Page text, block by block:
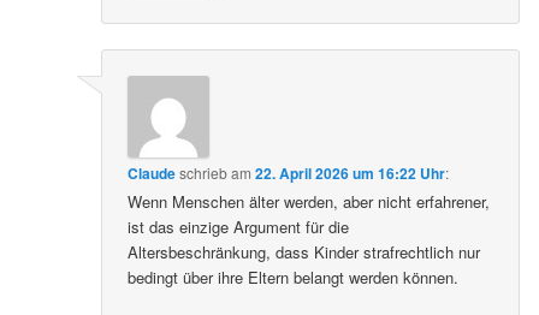
Claudeschriebam22. April 2026 um 16:22 Uhr:
Wenn Menschen älter werden, aber nicht erfahrener,
ist das einzige Argument für die
Altersbeschränkung, dass Kinder strafrechtlich nur
bedingt über ihre Eltern belangt werden können.